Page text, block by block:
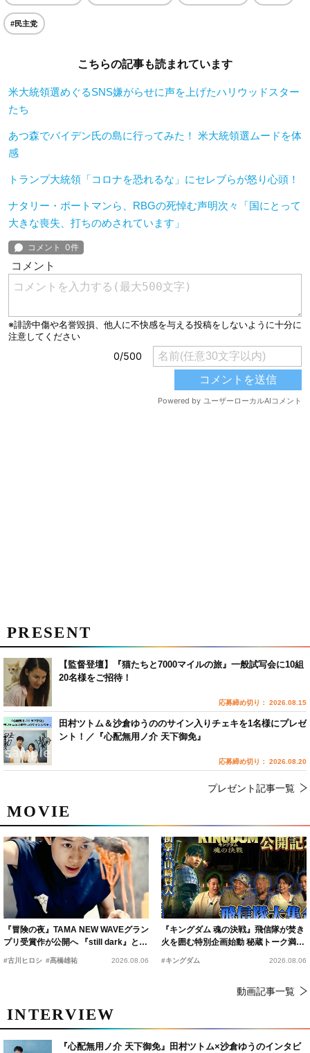
#民主党
こちらの記事も読まれています
米大統領選めぐるSNS嫌がらせに声を上げたハリウッドスター
たち
あつ森でバイデン氏の島に行ってみた！ 米大統領選ムードを体
感
トランプ大統領「コロナを恐れるな」にセレブらが怒り心頭！
ナタリー・ポートマンら、RBGの死悼む声明次々「国にとって
大きな喪失、打ちのめされています」
MOVIE
『冒険の夜』TAMA NEW WAVEグラン
プリ受賞作が公開へ 『still dark』と同
時上映決定
#古川ヒロシ #髙橋雄祐 2026.08.06
『キングダム 魂の決戦』飛信隊が焚き
火を囲む特別企画始動 秘蔵トーク満載
の“キングダムキャンプ”開催
#キングダム 2026.08.06
動画記事一覧
INTERVIEW
『心配無用ノ介 天下御免』田村ツトム×沙倉ゆうのインタビ
PRESENT
【監督登壇】『猫たちと7000マイルの旅』一般試写会に10組
20名様をご招待！
応募締め切り： 2026.08.15
田村ツトム＆沙倉ゆうののサイン入りチェキを1名様にプレゼ
ント！／『心配無用ノ介 天下御免』
応募締め切り： 2026.08.20
プレゼント記事一覧